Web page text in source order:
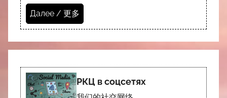
Далее / 更多
РКЦ в соцсетях